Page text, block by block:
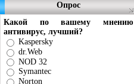
Опрос
Какой по вашему мнению
антивирус, лучший?
Kaspersky
dr.Web
NOD 32
Symantec
Norton